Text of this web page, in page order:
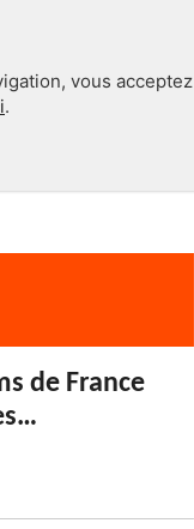
vous acceptez
.
de France